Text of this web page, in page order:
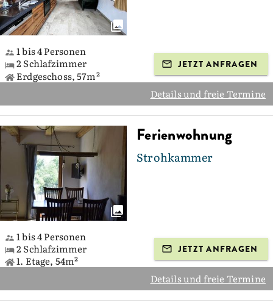
1 bis 4 Personen
2 Schlafzimmer
Erdgeschoss, 57m²
JETZT ANFRAGEN
Details und freie Termine
Ferienwohnung
Strohkammer
1 bis 4 Personen
2 Schlafzimmer
1. Etage, 54m²
JETZT ANFRAGEN
Details und freie Termine